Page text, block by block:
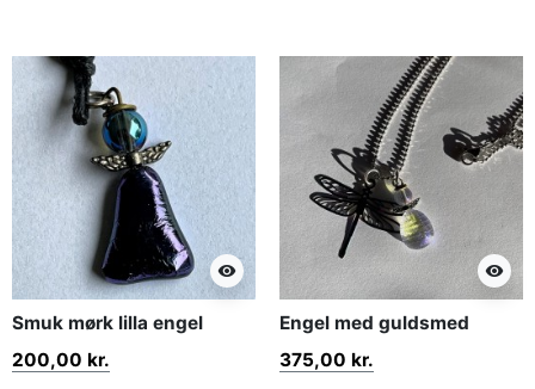
visibility
Smuk mørk lilla engel
200,00 kr.
visibility
Engel med guldsmed
375,00 kr.